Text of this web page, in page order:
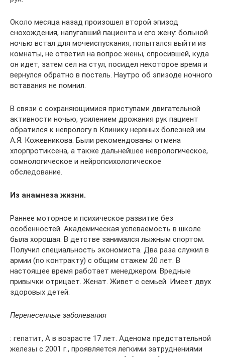
Около месяца назад произошел второй эпизод
снохождения, напугавший пациента и его жену: больной
ночью встал для мочеиспускания, попытался выйти из
комнаты, не ответил на вопрос жены, спросившей, куда
он идет, затем сел на стул, посидел некоторое время и
вернулся обратно в постель. Наутро об эпизоде ночного
вставания не помнил.
В связи с сохраняющимися приступами двигательной
активности ночью, усилением дрожания рук пациент
обратился к неврологу в Клинику нервных болезней им.
А.Я. Кожевникова. Были рекомендованы отмена
хлорпротиксена, а также дальнейшее неврологическое,
сомнологическое и нейропсихологическое
обследование.
Из анамнеза жизни.
Раннее моторное и психическое развитие без
особенностей. Академическая успеваемость в школе
была хорошая. В детстве занимался лыжным спортом.
Получил специальность экономиста. Два раза служил в
армии (по контракту) с общим стажем 20 лет. В
настоящее время работает менеджером. Вредные
привычки отрицает. Женат. Живет с семьей. Имеет двух
здоровых детей.
Перенесенные заболевания
: гепатит, А в возрасте 17 лет. Аденома предстательной
железы с 2001 г., проявляется легкими затруднениями